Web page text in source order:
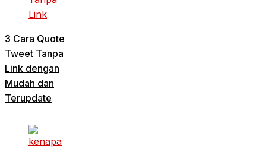
3 Cara Quote
Tweet Tanpa
Link dengan
Mudah dan
Terupdate